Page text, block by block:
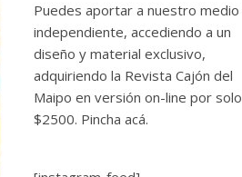
Puedes aportar a nuestro medio
independiente, accediendo a un
diseño y material exclusivo,
adquiriendo la Revista Cajón del
Maipo en versión on-line por solo
$2500. Pincha acá.